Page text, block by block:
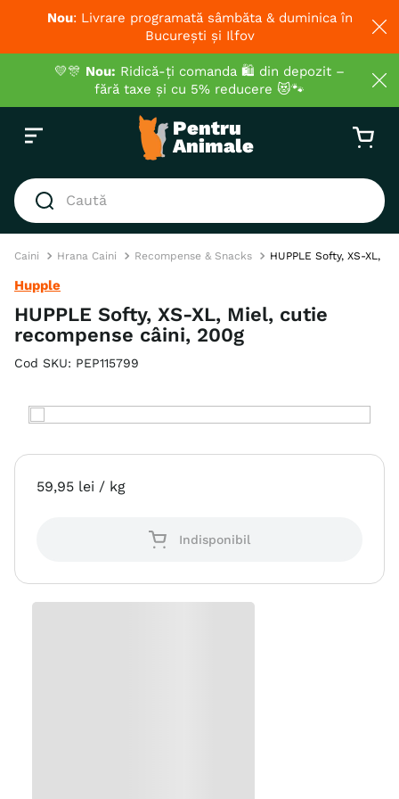
Nou: Livrare programată sâmbăta & duminica în
București și Ilfov
💛🎊 Nou: Ridică-ți comanda 🛍️ din depozit –
fără taxe și cu 5% reducere 😻🐾
Caută
Caini Hrana Caini Recompense & Snacks HUPPLE Softy, XS-XL,
Hupple
HUPPLE Softy, XS-XL, Miel, cutie
recompense câini, 200g
Cod SKU: PEP115799
59,95 lei / kg
Indisponibil